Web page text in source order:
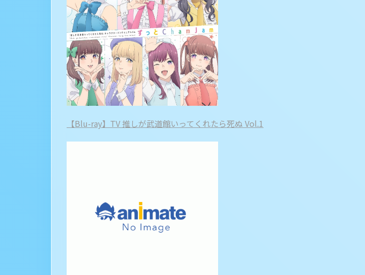
【Blu-ray】TV 推しが武道館いってくれたら死ぬ Vol.1